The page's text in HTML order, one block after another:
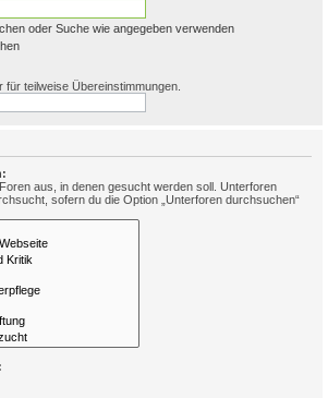
oder Suche wie angegeben verwenden
für teilweise Übereinstimmungen.
aus, in denen gesucht werden soll. Unterforen
sofern du die Option „Unterforen durchsuchen“